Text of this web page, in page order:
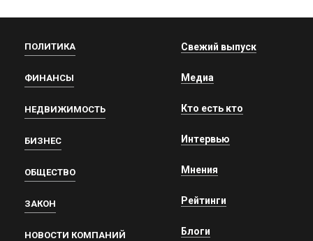
ПОЛИТИКА
ФИНАНСЫ
НЕДВИЖИМОСТЬ
БИЗНЕС
ОБЩЕСТВО
ЗАКОН
НОВОСТИ КОМПАНИЙ
Свежий выпуск
Медиа
Кто есть кто
Интервью
Мнения
Рейтинги
Блоги